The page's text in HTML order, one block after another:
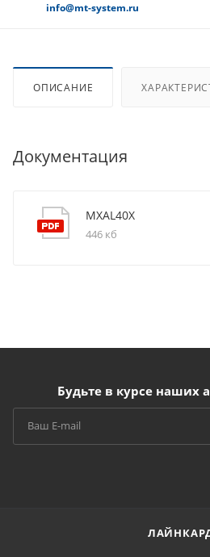
info@mt-system.ru
ОПИСАНИЕ
Документация
MXAL40X
446 кб
Будьте в курсе наших